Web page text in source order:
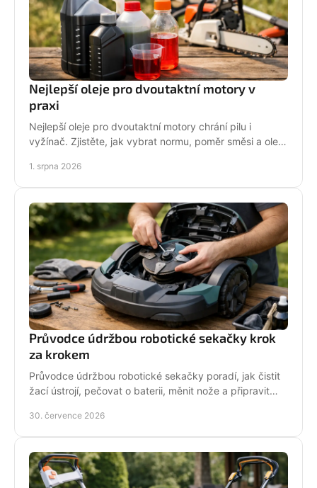
Nejlepší oleje pro dvoutaktní motory v
praxi
Nejlepší oleje pro dvoutaktní motory chrání pilu i
vyžínač. Zjistěte, jak vybrat normu, poměr směsi a olej
1. srpna 2026
Průvodce údržbou robotické sekačky krok
za krokem
Průvodce údržbou robotické sekačky poradí, jak čistit
žací ústrojí, pečovat o baterii, měnit nože a připravit
30. července 2026